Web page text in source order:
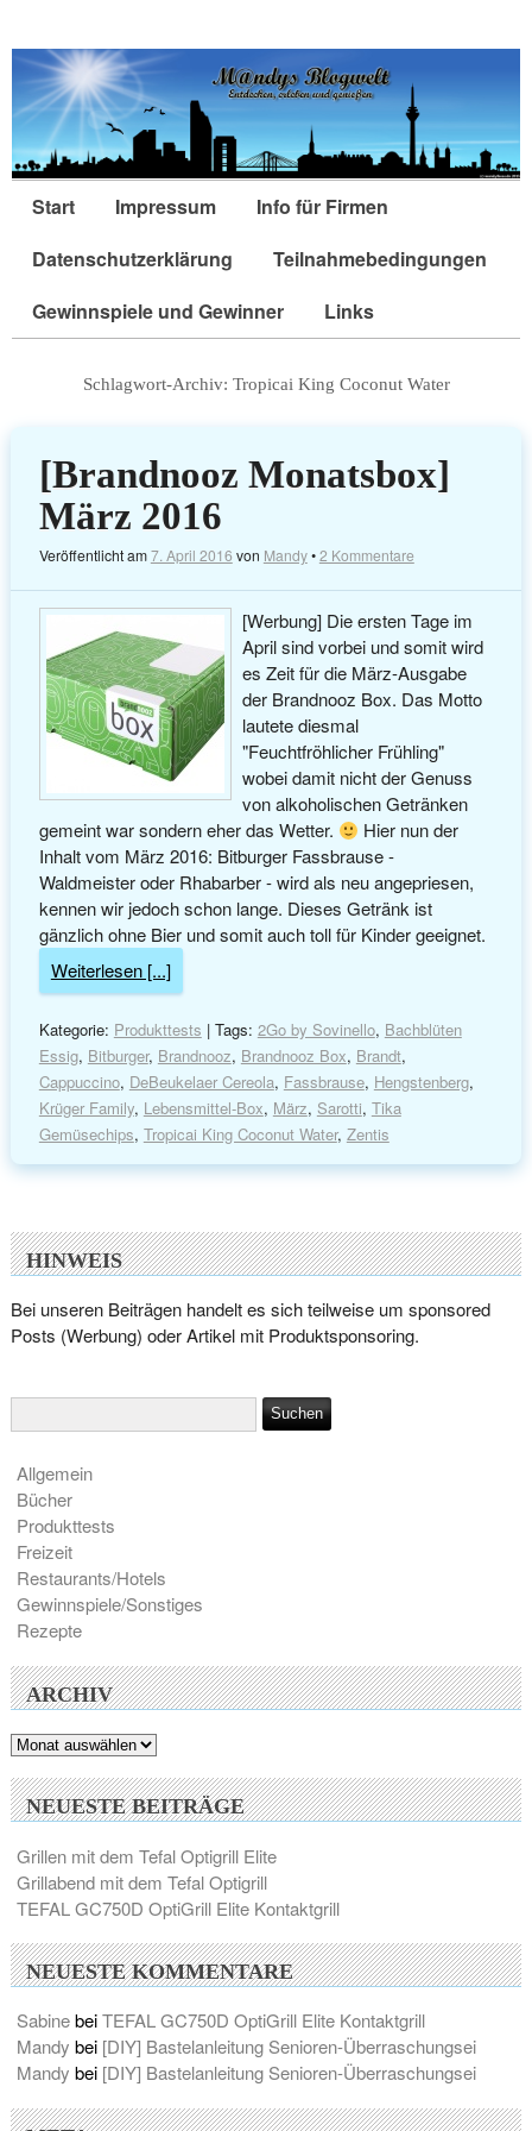
Start Impressum
Info für Firmen
Datenschutzerklärung
Teilnahmebedingungen
Gewinnspiele und Gewinner
Links
Schlagwort-Archiv: Tropicai King Coconut Water
[Brandnooz Monatsbox]
März 2016
Veröffentlicht am7. April 2016 von Mandy•2 Kommentare
[Werbung] Die ersten Tage im
April sind vorbei und somit wird
es Zeit für die März-Ausgabe
der Brandnooz Box. Das Motto
lautete diesmal
"Feuchtfröhlicher Frühling"
wobei damit nicht der Genuss
von alkoholischen Getränken
gemeint war sondern eher das Wetter.
Hier nun der
Inhalt vom März 2016: Bitburger Fassbrause -
Waldmeister oder Rhabarber - wird als neu angepriesen,
kennen wir jedoch schon lange. Dieses Getränk ist
gänzlich ohne Bier und somit auch toll für Kinder geeignet.
Weiterlesen [...]
Kategorie: Produkttests | Tags: 2Go by Sovinello, Bachblüten
Essig, Bitburger, Brandnooz, Brandnooz Box, Brandt,
Cappuccino, DeBeukelaer Cereola, Fassbrause, Hengstenberg,
Krüger Family, Lebensmittel-Box, März, Sarotti, Tika
Gemüsechips, Tropicai King Coconut Water, Zentis
HINWEIS
Bei unseren Beiträgen handelt es sich teilweise um sponsored
Posts (Werbung) oder Artikel mit Produktsponsoring.
Allgemein
Bücher
Produkttests
Freizeit
Restaurants/Hotels
Gewinnspiele/Sonstiges
Rezepte
ARCHIV
Archiv
NEUESTE BEITRÄGE
Grillen mit dem Tefal Optigrill Elite
Grillabend mit dem Tefal Optigrill
TEFAL GC750D OptiGrill Elite Kontaktgrill
NEUESTE KOMMENTARE
SabinebeiTEFAL GC750D OptiGrill Elite Kontaktgrill
Mandy bei [DIY] Bastelanleitung Senioren-Überraschungsei
Mandy bei [DIY] Bastelanleitung Senioren-Überraschungsei